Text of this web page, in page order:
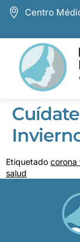
Centro
Etiquetado corona
salud